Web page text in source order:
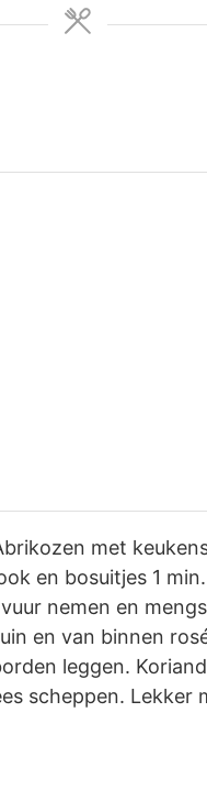
met
en bosuitjes 1
nemen en
en van binnen
leggen.
scheppen. Lekker